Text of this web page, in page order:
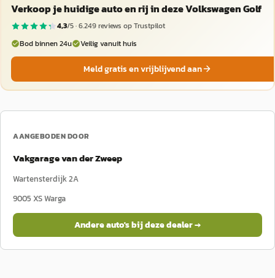
Verkoop je huidige auto en rij in deze Volkswagen Golf
4,3/5 ·6.249reviews op Trustpilot
Bod binnen 24u
Veilig vanuit huis
Meld gratis en vrijblijvend aan
AANGEBODEN DOOR
Vakgarage van der Zweep
Wartensterdijk 2A
9005 XSWarga
Andere auto's bij deze dealer →